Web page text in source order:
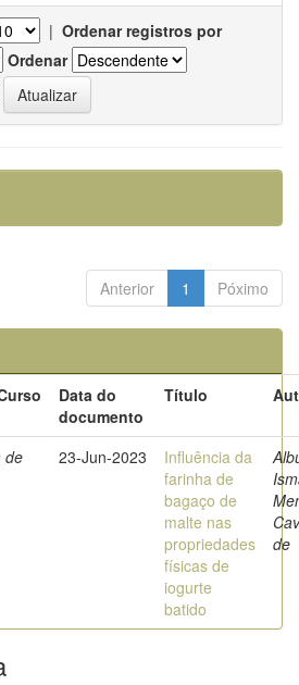
| Ordenar registros por
Ordenar
Anterior 1 Póximo
Data do
documento
Título
de
23-Jun-2023
Influência da
farinha de
bagaço de
malte nas
propriedades
físicas de
iogurte
batido
de